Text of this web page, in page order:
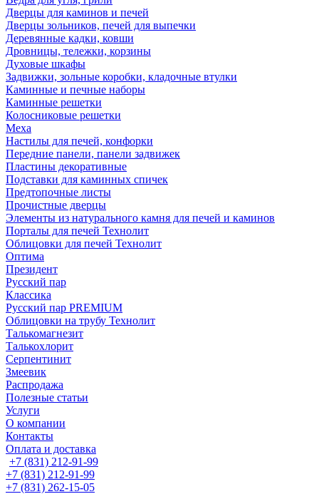
Дверцы для каминов и печей
Дверцы зольников, печей для выпечки
Деревянные кадки, ковши
Дровницы, тележки, корзины
Духовые шкафы
Задвижки, зольные коробки, кладочные втулки
Каминные и печные наборы
Каминные решетки
Колосниковые решетки
Меха
Настилы для печей, конфорки
Передние панели, панели задвижек
Пластины декоративные
Подставки для каминных спичек
Предтопочные листы
Прочистные дверцы
Элементы из натурального камня для печей и каминов
Порталы для печей Технолит
Облицовки для печей Технолит
Оптима
Президент
Русский пар
Классика
Русский пар PREMIUM
Облицовки на трубу Технолит
Талькомагнезит
Талькохлорит
Серпентинит
Змеевик
Распродажа
Полезные статьи
Услуги
О компании
Контакты
Оплата и доставка
+7 (831) 212-91-99
+7 (831) 212-91-99
+7 (831) 262-15-05